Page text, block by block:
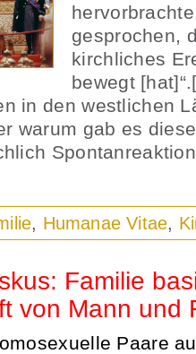
gesprochen,
kirchliches
bewegt
in den westlichen
warum gab es
, Humanae Vitae,
Familie
von Mann und
Paare